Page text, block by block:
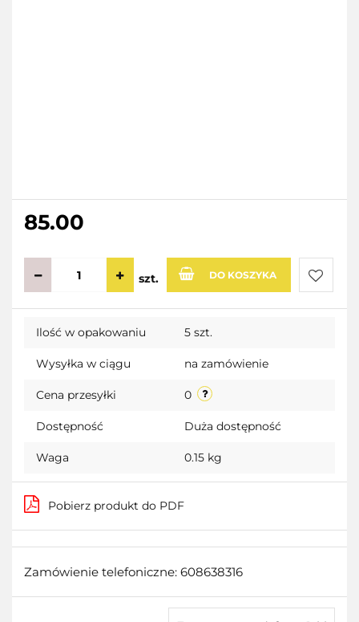
85.00
szt. DO KOSZYKA
Do
Ilość w opakowaniu 5 szt.
Wysyłka w ciągu na zamówienie
Cena przesyłki 0
Dostępność Duża dostępność
Waga 0.15 kg
Pobierz produkt do PDF
Zamówienie telefoniczne: 608638316